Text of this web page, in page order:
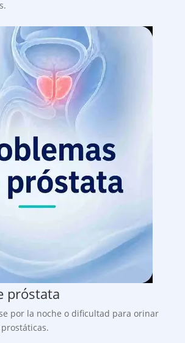
próstata
por la noche o dificultad para orinar